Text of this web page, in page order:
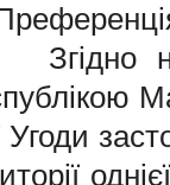
Угоди